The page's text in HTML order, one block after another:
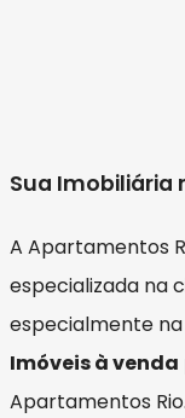
Sua Imobiliária
A Apartamentos
especializada na
especialmente na
Imóveis à venda
Apartamentos Rio.